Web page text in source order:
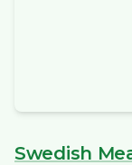
Swedish